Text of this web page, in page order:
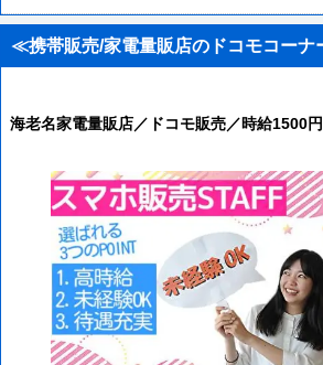
海老名家電量販店／ドコモ販売／時給1500